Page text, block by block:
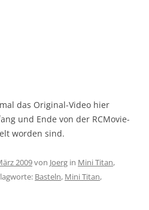
das Original-Video hier
und Ende von der RCMovie-
worden sind.
2009von Joerg in Mini Titan,
Basteln, Mini Titan,